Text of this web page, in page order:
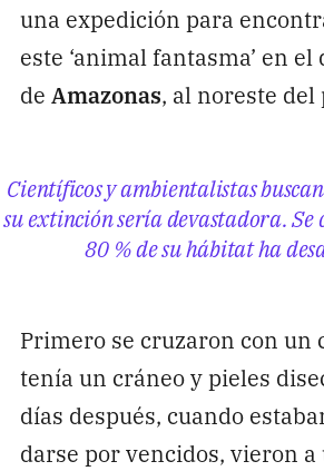
una expedición para
este ‘animal fantasma’ en
de Amazonas, al noreste del
Científicos y ambientalistas
su extinción sería devastadora. Se
80 % de su hábitat ha
Primero se cruzaron con un
tenía un cráneo y pieles
días después, cuando
darse por vencidos, vieron a